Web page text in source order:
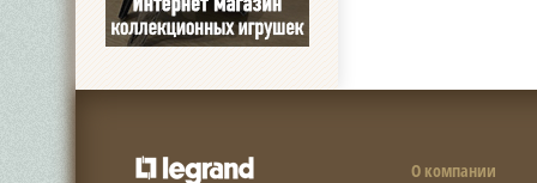
О компании